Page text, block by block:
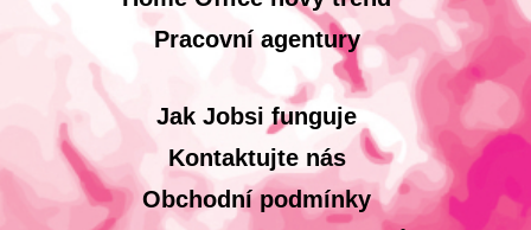
Pracovní agentury
Jak Jobsi funguje
Kontaktujte nás
Obchodní podmínky